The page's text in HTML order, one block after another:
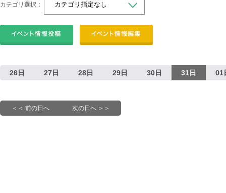
カテゴリ選択：
26日 27日 28日 29日 30日 31日 01
＜＜ 前の日へ 次の日へ ＞＞